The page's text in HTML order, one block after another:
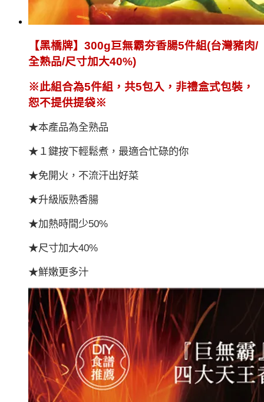
【黑橋牌】300g巨無霸夯香腸5件組(台灣豬肉/
全熟品/尺寸加大40%)
※此組合為5件組，共5包入，非禮盒式包裝，
恕不提供提袋※
★本產品為全熟品
★１鍵按下輕鬆煮，最適合忙碌的你
★免開火，不流汗出好菜
★升級版熟香腸
★加熱時間少50%
★尺寸加大40%
★鮮嫩更多汁